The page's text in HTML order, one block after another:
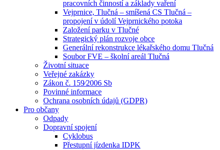
pracovních činností a základy vaření
Vejprnice, Tlučná – smíšená CS Tlučná –
propojení v údolí Vejprnického potoka
Založení parku v Tlučné
Strategický plán rozvoje obce
Generální rekonstrukce lékařského domu Tlučná
Soubor FVE – školní areál Tlučná
Životní situace
Veřejné zakázky
Zákon č. 159⁄2006 Sb
Povinné informace
Ochrana osobních údajů (GDPR)
Pro občany
Odpady
Dopravní spojení
Cyklobus
Přestupní jízdenka IDPK